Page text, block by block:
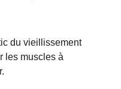
du vieillissement
les muscles à